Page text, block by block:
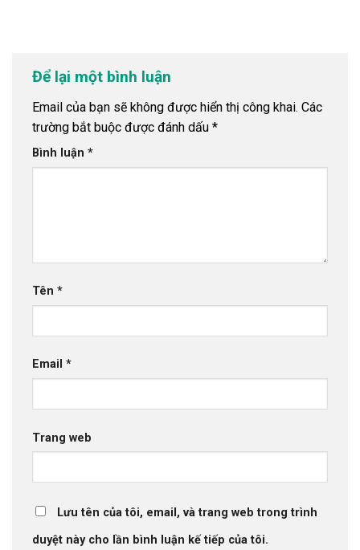
Để lại một bình luận
Email của bạn sẽ không được hiển thị công khai. Các
trường bắt buộc được đánh dấu *
Bình luận *
Tên *
Email *
Trang web
Lưu tên của tôi, email, và trang web trong trình
duyệt này cho lần bình luận kế tiếp của tôi.